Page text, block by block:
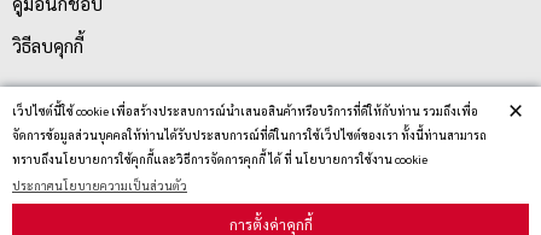
เว็ปไซต์นี้ใช้ cookie เพื่อสร้างประสบการณ์นำเสนอสินค้าหรือบริการที่ดีให้กับท่าน รวมถึงเพื่อ
จัดการข้อมูลส่วนบุคคลให้ท่านได้รับประสบการณ์ที่ดีในการใช้เว็ปไซต์ของเรา ทั้งนี้ท่านสามารถ
ทราบถึงนโยบายการใช้คุกกี้และวิธีการจัดการคุกกี้ ได้ ที่ นโยบายการใช้งาน cookie
ประกาศนโยบายความเป็นส่วนตัว
การตั้งค่าคุกกี้
×
วิธีลบคุกกี้
สมัครรับข่าวสาร
รับข่าวสาร